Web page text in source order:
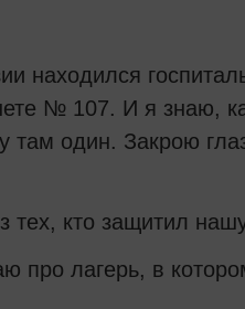
находился
№ 107. И я знаю,
один. Закрою
кто защитил
про лагерь, в